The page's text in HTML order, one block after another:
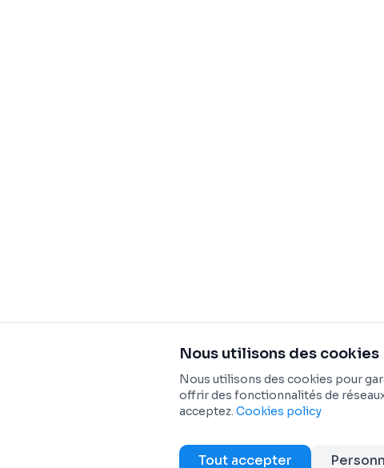
Nous utilisons des cookies
Nous utilisons des cookies pour
offrir des fonctionnalités de
acceptez. Cookies policy
Tout accepter